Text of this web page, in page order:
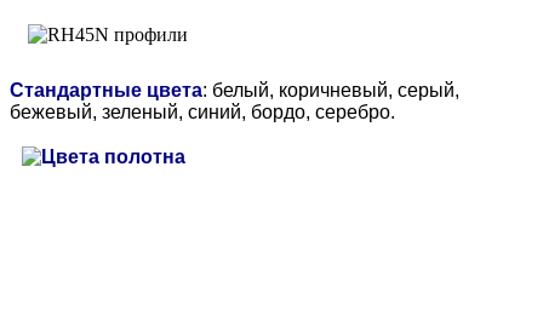
Стандартные цвета: белый, коричневый, серый,
бежевый, зеленый, синий, бордо, серебро.